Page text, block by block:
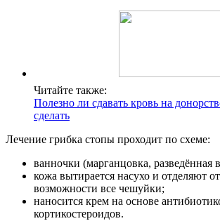
Читайте также:
Полезно ли сдавать кровь на
сделать
Лечение грибка стопы проходит по схеме:
ванночки (марганцовка, разведённая
кожа вытирается насухо и отделяют
возможности все чешуйки;
наносится крем на основе
кортикостероидов.